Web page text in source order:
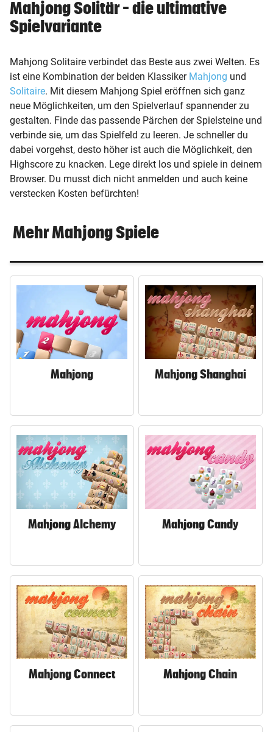
Karriere
Werbung
AGB / ANB
Datenschutz & Cookies
Impressum
© Krone Multimedia GmbH & Co KG 2023
Muthgasse 2, 1190 Wien
Mahjong Solitär – die ultimative
Spielvariante
Mahjong Solitaire verbindet das Beste aus zwei Welten. Es
ist eine Kombination der beiden Klassiker Mahjong und
Solitaire. Mit diesem Mahjong Spiel eröffnen sich ganz
neue Möglichkeiten, um den Spielverlauf spannender zu
gestalten. Finde das passende Pärchen der Spielsteine und
verbinde sie, um das Spielfeld zu leeren. Je schneller du
dabei vorgehst, desto höher ist auch die Möglichkeit, den
Highscore zu knacken. Lege direkt los und spiele in deinem
Browser. Du musst dich nicht anmelden und auch keine
verstecken Kosten befürchten!
Mehr Mahjong Spiele
Mahjong Mahjong Shanghai
Mahjong Alchemy Mahjong Candy
Mahjong Connect Mahjong Chain